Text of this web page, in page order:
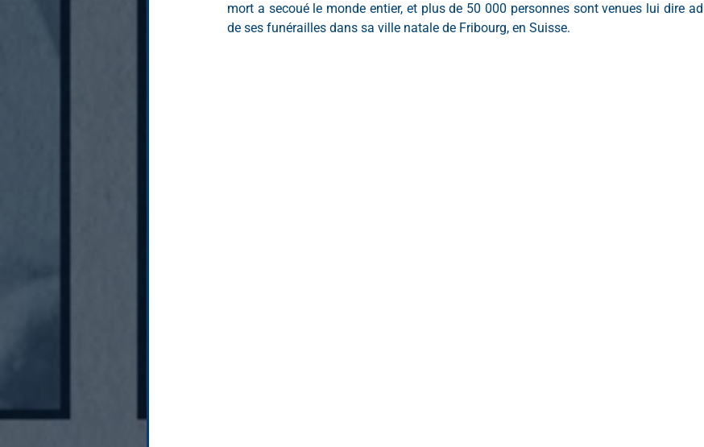
mort a secoué le monde entier, et plus de 50 000 personnes sont venues lui dire
de ses funérailles dans sa ville natale de Fribourg, en Suisse.